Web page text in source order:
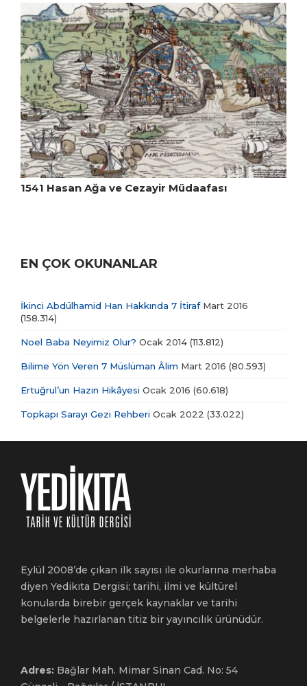
1541 Hasan Ağa ve Cezayir Müdaafası
EN ÇOK OKUNANLAR
İkinci Abdülhamid Han Hakkında 7 İtirafMart 2016
(158.314)
Noel Baba Neyimiz Olur? Ocak 2014 (113.812)
Bilime Yön Veren 7 Müslüman Âlim Mart 2016 (80.593)
Ertuğrul’un Hazin Hikâyesi Ocak 2016 (60.618)
Topkapı Sarayı Gezi Rehberi Ocak 2022 (33.022)
Eylül 2008’de çıkan ilk sayısı ile okurlarına merhaba
diyen Yedikıta Dergisi; tarihi, ilmi ve kültürel
konularda birebir gerçek kaynaklar ve tarihi
belgelerle hazırlanan titiz bir yayıncılık ürünüdür.
Adres: Bağlar Mah. Mimar Sinan Cad. No: 54